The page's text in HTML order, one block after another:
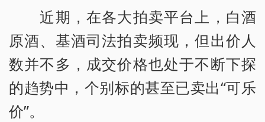
近期，在各大拍卖平台上，白酒
原酒、基酒司法拍卖频现，但出价人
数并不多，成交价格也处于不断下探
的趋势中，个别标的甚至已卖出“可乐
价”。